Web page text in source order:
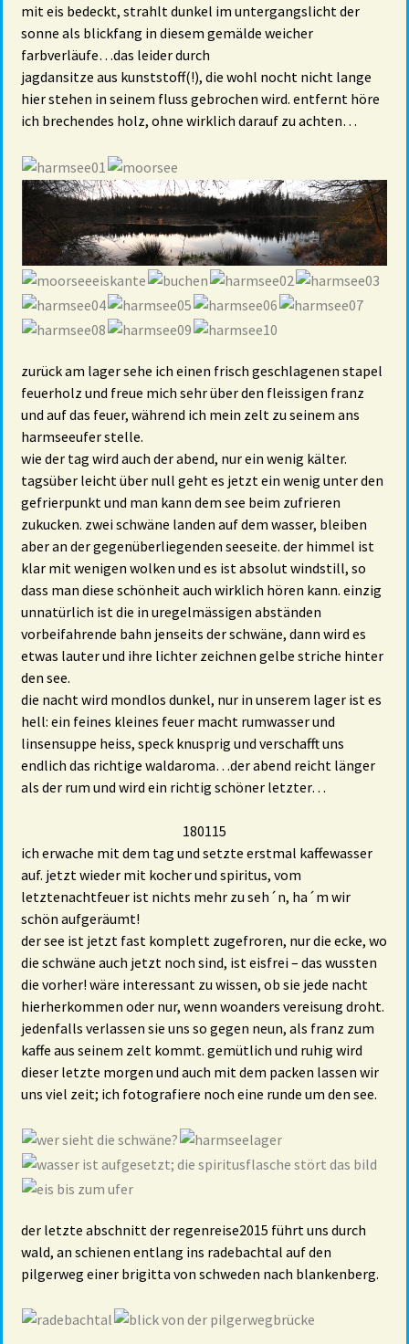
mit eis bedeckt, strahlt dunkel im untergangslicht der
sonne als blickfang in diesem gemälde weicher
farbverläufe…das leider durch
jagdansitze aus kunststoff(!), die wohl nocht nicht lange
hier stehen in seinem fluss gebrochen wird. entfernt höre
ich brechendes holz, ohne wirklich darauf zu achten…
zurück am lager sehe ich einen frisch geschlagenen stapel
feuerholz und freue mich sehr über den fleissigen franz
und auf das feuer, während ich mein zelt zu seinem ans
harmseeufer stelle.
wie der tag wird auch der abend, nur ein wenig kälter.
tagsüber leicht über null geht es jetzt ein wenig unter den
gefrierpunkt und man kann dem see beim zufrieren
zukucken. zwei schwäne landen auf dem wasser, bleiben
aber an der gegenüberliegenden seeseite. der himmel ist
klar mit wenigen wolken und es ist absolut windstill, so
dass man diese schönheit auch wirklich hören kann. einzig
unnatürlich ist die in uregelmässigen abständen
vorbeifahrende bahn jenseits der schwäne, dann wird es
etwas lauter und ihre lichter zeichnen gelbe striche hinter
den see.
die nacht wird mondlos dunkel, nur in unserem lager ist es
hell: ein feines kleines feuer macht rumwasser und
linsensuppe heiss, speck knusprig und verschafft uns
endlich das richtige waldaroma…der abend reicht länger
als der rum und wird ein richtig schöner letzter…
180115
ich erwache mit dem tag und setzte erstmal kaffewasser
auf. jetzt wieder mit kocher und spiritus, vom
letztenachtfeuer ist nichts mehr zu seh´n, ha´m wir
schön aufgeräumt!
der see ist jetzt fast komplett zugefroren, nur die ecke, wo
die schwäne auch jetzt noch sind, ist eisfrei – das wussten
die vorher! wäre interessant zu wissen, ob sie jede nacht
hierherkommen oder nur, wenn woanders vereisung droht.
jedenfalls verlassen sie uns so gegen neun, als franz zum
kaffe aus seinem zelt kommt. gemütlich und ruhig wird
dieser letzte morgen und auch mit dem packen lassen wir
uns viel zeit; ich fotografiere noch eine runde um den see.
der letzte abschnitt der regenreise2015 führt uns durch
wald, an schienen entlang ins radebachtal auf den
pilgerweg einer brigitta von schweden nach blankenberg.